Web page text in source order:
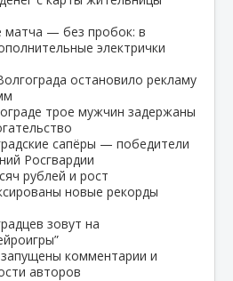
матча — без пробок: в
электрички
остановило рекламу
трое мужчин задержаны
сапёры — победители
Росгвардии
рублей и рост
новые рекорды
зовут на
комментарии и
авторов